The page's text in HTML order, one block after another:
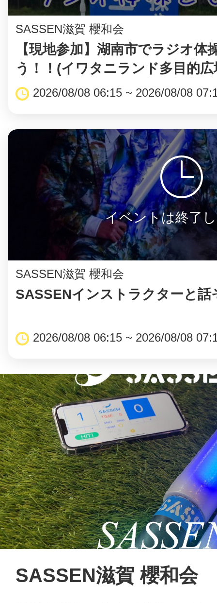
SASSEN滋賀 櫻和会
【現地参加】湖南市でラジオ体
う！！(イワタニランド多目的広
2026/08/08 06:15 ~ 2026/08/08
イベントは終了
SASSEN滋賀 櫻和会
SASSENインストラクターと話
2026/08/08 06:15 ~ 2026/08/08
SASSEN滋賀 櫻和会